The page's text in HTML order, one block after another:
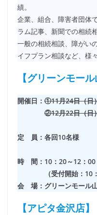
績。
企業、組合、障害者団体
ラム記事、新聞での相続
一般の相続相談、障がい
イフプラン相談など、様
【グリーンモール
開催日： ①11月24日（日
②12月22日（日
定 員：各回10名様
時 間：10：20～12：00
（受付開始：10
会 場：グリーンモール
【アピタ金沢店】